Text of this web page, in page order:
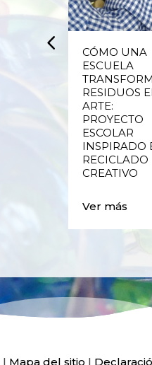
CÓMO UNA
ESCUELA
RESIDUOS
ARTE:
PROYECTO
ESCOLAR
INSPIRADO
RECICLADO
CREATIVO
Ver más
| Mapa del sitio |